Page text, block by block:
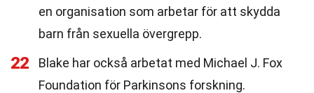
en organisation som arbetar för att skydda
barn från sexuella övergrepp.
22
Blake har också arbetat med Michael J. Fox
Foundation för Parkinsons forskning.